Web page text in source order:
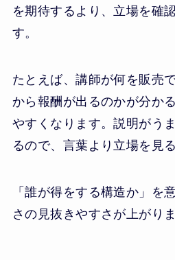
を期待するより、立場を確
す。
たとえば、講師が何を販売
から報酬が出るのかが分か
やすくなります。説明がう
るので、言葉より立場を見
「誰が得をする構造か」を
さの見抜きやすさが上がりま